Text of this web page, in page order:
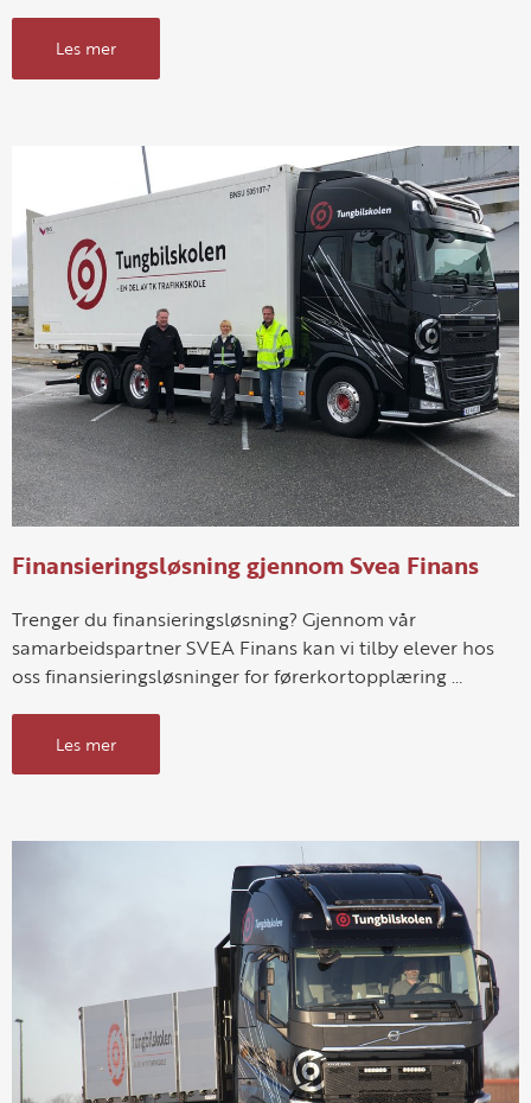
Les mer
Finansieringsløsning gjennom Svea Finans
Trenger du finansieringsløsning? Gjennom vår
samarbeidspartner SVEA Finans kan vi tilby elever hos
oss finansieringsløsninger for førerkortopplæring …
Les mer